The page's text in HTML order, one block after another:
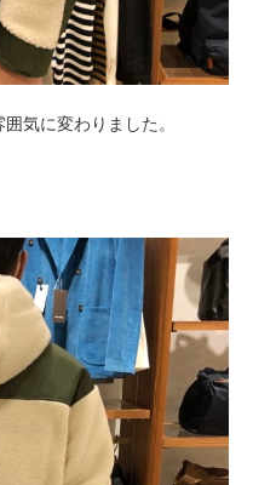
気に変わりました。